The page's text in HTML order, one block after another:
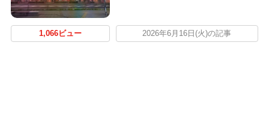
1,066ビュー 2026年6月16日(火)の記事